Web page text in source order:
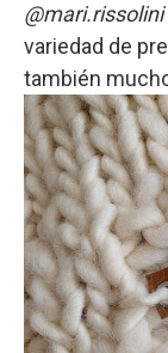
@mari.rissolini
variedad de
también